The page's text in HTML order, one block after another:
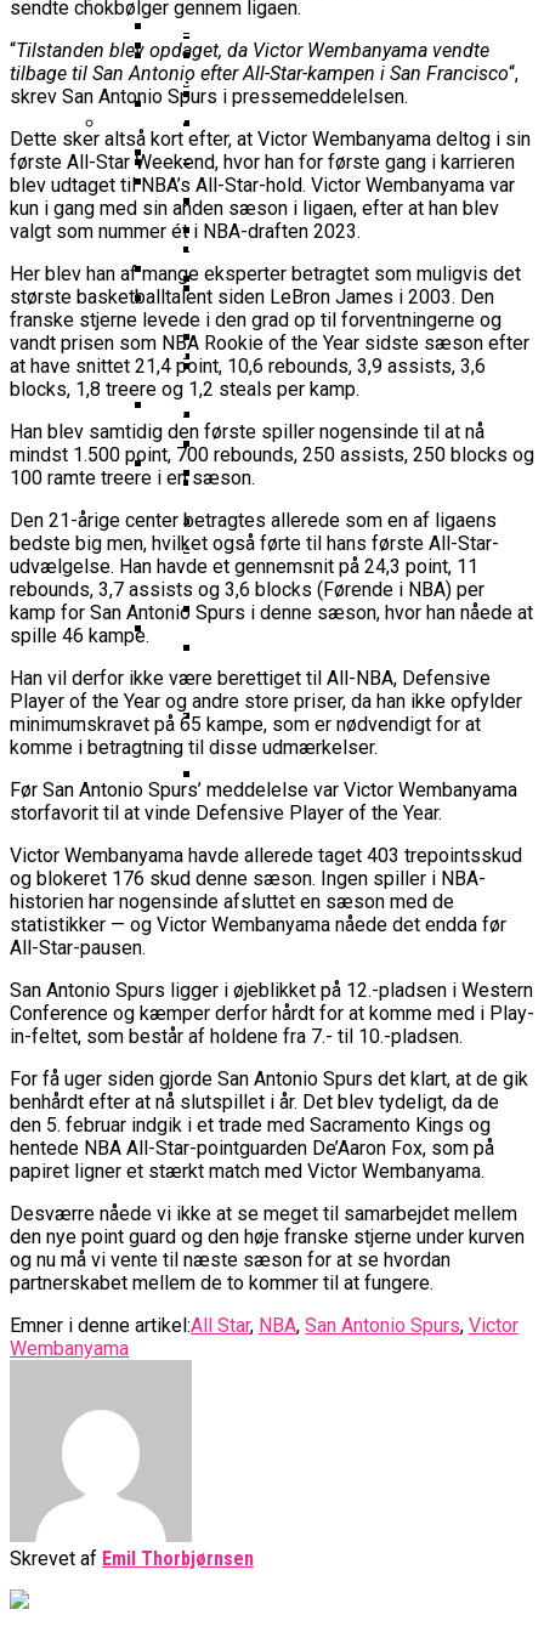
Møder FC Barcelona I Minicopa Endesa´s
Semifinale
Bakken Bears-Stjerne Skifter Til
Bundesligaen
Bakken Bears Sender Stjernespiller
Til NBA Summer League
Dansk Landstræner Efter Misset
EM-Slutrunde: “Vi Har Lagt
Noget Af Stien For Fremtiden”
Dårligste Karakter For Skuffende
EuroBasket-Kvalifikation
Her Er Den Georgiske Og Finske
Trup, Danmark Skal Møde I
Kampen Om En EM-Billet
Bakkens Supertalent
Nominerede Til Grundspillets
Bedste Unge Spiller
Vildt Comeback Og
Trepointsrekord: Bakken Bears
Knækkede Porto Efter Dobbelt
Overtidsdrama
Bakken Bears Skuffer Igen I
Europa Og Nærmer Sig Tidligt
Exit
Bakken Bears Åbner FIBA Europe
Cup Med Smalt Nederlag
16-Årige Noah Nørgaard Slutter
Som Topscorer Til Youth
Champions League
Dansk Tenerife-Talent Med Ny
Brandkamp I Youth Champions
League
Noah Nørgaard Og Tenerife Fik
En God Start På Youth
Champions League: “Vores Mål
Er At Vinde Turneringen”
Dansk Tenerife-Stortalent
Imponerede Stort I Debut I Youth
Champions League
Bakken Bears Skuffede Og
Misser Champions League-
Gruppespil
EuroCup
EuroLeague Udvider Til 20 Hold:
Dubai, Hapoel Og Valencia
Træder Ind På Europas Største
Scene
Mere Europæisk Topbasket
Venter: Dansk Stjerne Skifter Til
Spansk EuroCup-Klub
EuroLeague – Skifter Til
Basketball Champions League
Spilletid I Testkamp Mod
Portland Trail Blazers
Danske Tobias Jensen Skal Møde
Portland Trail Blazers I NBA-
Kamp
Emilie Hesseldal Stopper På
Landsholdet
Torsdag Jagter Noah Nørgaard
Sensation Mod Mægtige Real Madrid I
Spansk U18-Kvartfinale
Wembanyamas EM-Deltagelse I Fare:
Der Er Mange Usikkerheder Lige Nu
Danmarks Kvindelandshold Skal Have
Ny Landstræner
Årige Udtaget Til Bruttotruppen
Mod Georgien
VM 2023 All-Second Team
Offentliggjort
VM’s All Star-Hold Offentliggjort
Tyskland Er Verdensmester For
Første Gang
Canada Vinder VM-Bronze Efter
Vanvittigt Overtidsdrama Mod
USA
Olympiske Lege
Morten Stig Jensen Om OL 2024:
“Vi Kan Forvente Os En Af De
Bedste Omgange OL
Nogensinde”
To Tidligere Basketliga-Spillere
Udtaget Til Sydsudansk OL-
Bruttotrup
Breaking: Team USA Samler
Basketball-OL 2024: Se
Grupperne Og Sæt Krydser I Din
Spidsen For USA Ved OL 2024
Ungdomspokalfinalerne: Her Er Alle
Vinderne
Ekstra Bladet Har Købt Rettighederne
Til Basketligaen
BørneBasketFonden Sender
Spændende U15-Trup Til Jr. NBA
Europe Tournament Til Sommer
Fra Drøm Til Virkelighed: Vejen
Basketball Klub Rykker Op I
Basketligaen
Medlemstal I Dansk Basket Boomer:
Fremgang For 12. År I Træk
Klumme
Morten Stig
sendte chokbølger gennem ligaen.
“Tilstanden blev opdaget, da Victor Wembanyama vendte
tilbage til San Antonio efter All-Star-kampen i San Francisco“,
skrev San Antonio Spurs i pressemeddelelsen.
Dette sker altså kort efter, at Victor Wembanyama deltog i sin
første All-Star Weekend, hvor han for første gang i karrieren
blev udtaget til NBA’s All-Star-hold. Victor Wembanyama var
kun i gang med sin anden sæson i ligaen, efter at han blev
valgt som nummer ét i NBA-draften 2023.
Her blev han af mange eksperter betragtet som muligvis det
største basketballtalent siden LeBron James i 2003. Den
franske stjerne levede i den grad op til forventningerne og
vandt prisen som NBA Rookie of the Year sidste sæson efter
at have snittet 21,4 point, 10,6 rebounds, 3,9 assists, 3,6
blocks, 1,8 treere og 1,2 steals per kamp.
Han blev samtidig den første spiller nogensinde til at nå
mindst 1.500 point, 700 rebounds, 250 assists, 250 blocks og
100 ramte treere i en sæson.
Den 21-årige center betragtes allerede som en af ligaens
bedste big men, hvilket også førte til hans første All-Star-
udvælgelse. Han havde et gennemsnit på 24,3 point, 11
rebounds, 3,7 assists og 3,6 blocks (Førende i NBA) per
kamp for San Antonio Spurs i denne sæson, hvor han nåede at
spille 46 kampe.
Han vil derfor ikke være berettiget til All-NBA, Defensive
Player of the Year og andre store priser, da han ikke opfylder
minimumskravet på 65 kampe, som er nødvendigt for at
komme i betragtning til disse udmærkelser.
Før San Antonio Spurs’ meddelelse var Victor Wembanyama
storfavorit til at vinde Defensive Player of the Year.
Victor Wembanyama havde allerede taget 403 trepointsskud
og blokeret 176 skud denne sæson. Ingen spiller i NBA-
historien har nogensinde afsluttet en sæson med de
statistikker — og Victor Wembanyama nåede det endda før
All-Star-pausen.
San Antonio Spurs ligger i øjeblikket på 12.-pladsen i Western
Conference og kæmper derfor hårdt for at komme med i Play-
in-feltet, som består af holdene fra 7.- til 10.-pladsen.
For få uger siden gjorde San Antonio Spurs det klart, at de gik
benhårdt efter at nå slutspillet i år. Det blev tydeligt, da de
den 5. februar indgik i et trade med Sacramento Kings og
hentede NBA All-Star-pointguarden De’Aaron Fox, som på
papiret ligner et stærkt match med Victor Wembanyama.
Desværre nåede vi ikke at se meget til samarbejdet mellem
den nye point guard og den høje franske stjerne under kurven
og nu må vi vente til næste sæson for at se hvordan
partnerskabet mellem de to kommer til at fungere.
Emner i denne artikel:All Star, NBA, San Antonio Spurs, Victor
Wembanyama
Skrevet af Emil Thorbjørnsen